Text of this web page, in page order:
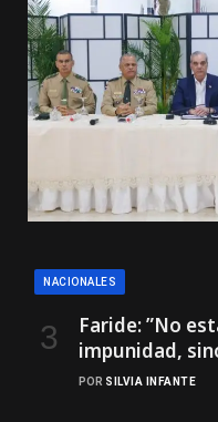
NACIONALES
Faride: ”No
impunidad,
POR SILVIA INFANTE